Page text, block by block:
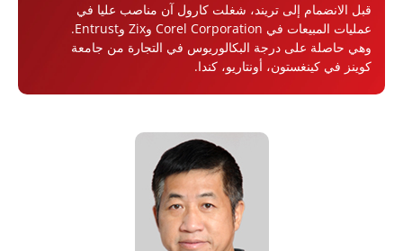
قبل الانضمام إلى تريند، شغلت كارول آن مناصب عليا في
عمليات المبيعات في Corel Corporation وZix وEntrust.
وهي حاصلة على درجة البكالوريوس في التجارة من جامعة
كوينز في كينغستون، أونتاريو، كندا.